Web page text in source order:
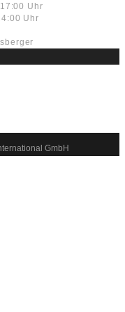
Uhr
Uhr
GmbH